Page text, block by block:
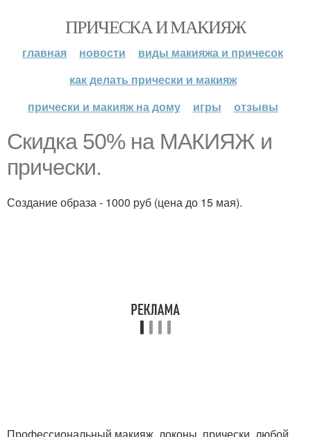
ПРИЧЕСКА И МАКИЯЖ
главная новости
виды макияжа и причесок
как делать прически и макияж
прически и макияж на дому
игры отзывы
Скидка 50% на МАКИЯЖ и
прически.
Создание образа - 1000 руб (цена до 15 мая).